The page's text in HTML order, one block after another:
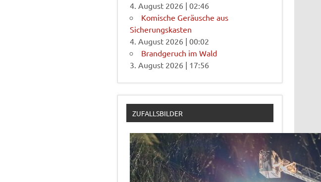
4. August 2026 |02:46
Komische Geräusche aus
Sicherungskasten
4. August 2026 |00:02
Brandgeruch im Wald
3. August 2026 | 17:56
ZUFALLSBILDER